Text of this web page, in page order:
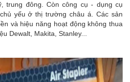
trung đông. Còn công cụ - dụng cụ
yếu ở thị trường châu á. Các sản
và hiệu năng hoạt động không thua
Dewalt, Makita, Stanley...